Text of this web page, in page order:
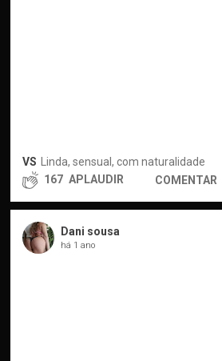
VS
Linda, sensual, com naturalidade
167 APLAUDIR COMENTAR
Dani sousa
há 1 ano